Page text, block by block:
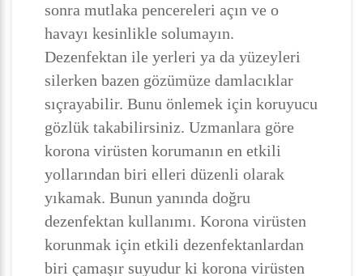
sonra mutlaka pencereleri açın ve o
havayı kesinlikle solumayın.
Dezenfektan ile yerleri ya da yüzeyleri
silerken bazen gözümüze damlacıklar
sıçrayabilir. Bunu önlemek için koruyucu
gözlük takabilirsiniz. Uzmanlara göre
korona virüsten korumanın en etkili
yollarından biri elleri düzenli olarak
yıkamak. Bunun yanında doğru
dezenfektan kullanımı. Korona virüsten
korunmak için etkili dezenfektanlardan
biri çamaşır suyudur ki korona virüsten